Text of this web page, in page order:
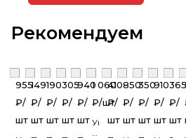
Рекомендуем
955
₽/
шт
149
₽/
шт
190
₽/
шт
305
₽/
шт
940
₽/
шт
1 060
₽/шт
Угол
410
₽/
шт
850
₽/
шт
350
₽/
шт
910
₽/
шт
365
₽/
шт